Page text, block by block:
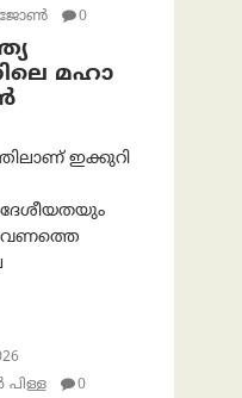
ജോൺ
0
മഹാ
ഇക്കുറി
പിള്ള
0